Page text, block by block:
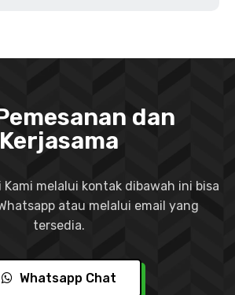
dan
Kerjasama
melalui kontak dibawah ini bisa
atau melalui email yang
tersedia.
Whatsapp Chat